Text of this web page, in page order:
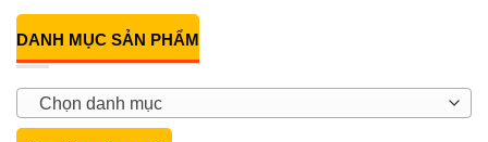
DANH MỤC SẢN PHẨM
Chọn danh mục